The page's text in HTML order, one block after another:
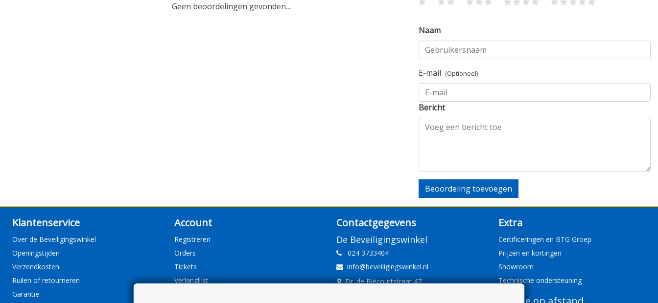
Geen beoordelingen gevonden...
Naam
E-mail (Optioneel)
Bericht
Beoordeling toevoegen
Klantenservice
Over de Beveiligingswinkel
Openingstijden
Verzendkosten
Ruilen of retourneren
Garantie
Account
Registreren
Orders
Tickets
Verlanglijst
Contactgegevens
De Beveiligingswinkel
024 3733404
info@beveiligingswinkel.nl
Dr. de Blécourtstraat 47
Extra
Certificeringen en BTG Groep
Prijzen en kortingen
Showroom
Technische ondersteuning